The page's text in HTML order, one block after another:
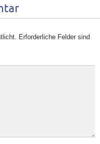
Erforderliche Felder sind